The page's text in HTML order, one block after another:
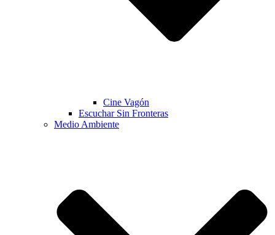
Cine Vagón
Escuchar Sin Fronteras
Medio Ambiente